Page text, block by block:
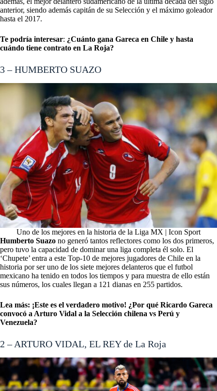
anterior, siendo además capitán de su Selección y el máximo goleador
hasta el 2017.
Te podría interesar: ¿Cuánto gana Gareca en Chile y hasta
cuándo tiene contrato en La Roja?
3 – HUMBERTO SUAZO
Uno de los mejores en la historia de la Liga MX | Icon Sport
Humberto Suazo no generó tantos reflectores como los dos primeros,
pero tuvo la capacidad de dominar una liga completa él solo. El
‘Chupete’ entra a este Top-10 de mejores jugadores de Chile en la
historia por ser uno de los siete mejores delanteros que el futbol
mexicano ha tenido en todos los tiempos y para muestra de ello están
sus números, los cuales llegan a 121 dianas en 255 partidos.
Lea más: ¡Este es el verdadero motivo! ¿Por qué Ricardo Gareca
convocó a Arturo Vidal a la Selección chilena vs Perú y
Venezuela?
2 – ARTURO VIDAL, EL REY de La Roja